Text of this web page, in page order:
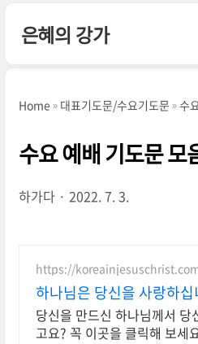
은혜의 강가
Home 대표기도문/수요기도문 수
수요 예배 기도문 모
하가다 2022. 7. 3.
https://
하나님은 당신을 사랑하
YOU
당신을 만드신 하나님께서
고요? 꼭 이곳을 클릭해 보세